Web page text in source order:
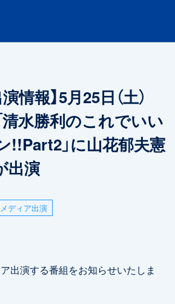
情報】5月25日（土）
清水勝利のこれでいい
!!Part2」に山花郁夫憲
出演
メディア出演
出演する番組をお知らせいたしま